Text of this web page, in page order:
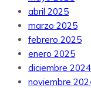
abril 2025
marzo 2025
febrero 2025
enero 2025
diciembre 2024
noviembre